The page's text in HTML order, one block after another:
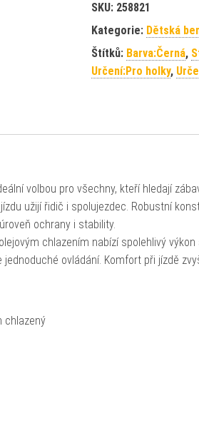
SKU: 258821
Kategorie: Dětská
Štítků: Barva:Černá,
Určení:Pro holky,
volbou pro všechny, kteří hledají
užijí řidič i spolujezdec. Robustní
ochrany i stability.
chlazením nabízí spolehlivý
ovládání. Komfort při jízdě
chlazený